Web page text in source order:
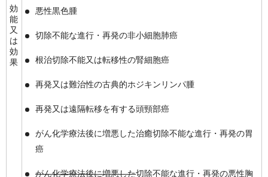
効
能
又
は
効
果
悪性黒色腫
切除不能な進行・再発の非小細胞肺癌
根治切除不能又は転移性の腎細胞癌
再発又は難治性の古典的ホジキンリンパ腫
再発又は遠隔転移を有する頭頸部癌
がん化学療法後に増悪した治癒切除不能な進行・再発の胃
癌
がん化学療法後に増悪した切除不能な進行・再発の悪性胸